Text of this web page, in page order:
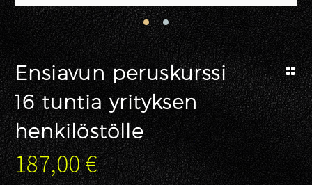
Ensiavun peruskurssi
16 tuntia yrityksen
henkilöstölle
187,00€